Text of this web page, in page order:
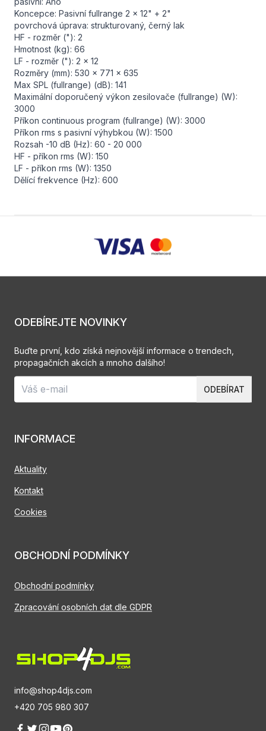
Koncepce: Pasivní fullrange 2 x 12" + 2"
povrchová úprava: strukturovaný, černý lak
HF - rozměr ("): 2
Hmotnost (kg): 66
LF - rozměr ("): 2 x 12
Rozměry (mm): 530 x 771 x 635
Max SPL (fullrange) (dB): 141
Maximální doporučený výkon zesilovače (fullrange) (W):
3000
Příkon continuous program (fullrange) (W): 3000
Příkon rms s pasivní výhybkou (W): 1500
Rozsah -10 dB (Hz): 60 - 20 000
HF - příkon rms (W): 150
LF - příkon rms (W): 1350
Dělící frekvence (Hz): 600
info@shop4djs.com
+420 705 980 307
INFORMACE
Aktuality
Kontakt
Cookies
OBCHODNÍ PODMÍNKY
Obchodní podmínky
Zpracování osobních dat dle GDPR
ODEBÍREJTE NOVINKY
Buďte první, kdo získá nejnovější informace o trendech,
propagačních akcích a mnoho dalšího!
ODEBÍRAT